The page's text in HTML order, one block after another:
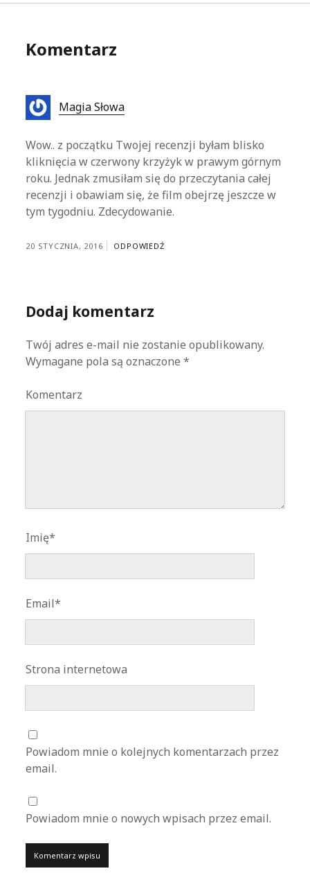
Komentarz
Magia Słowa
Wow.. z początku Twojej recenzji byłam blisko
kliknięcia w czerwony krzyżyk w prawym górnym
roku. Jednak zmusiłam się do przeczytania całej
recenzji i obawiam się, że film obejrzę jeszcze w
tym tygodniu. Zdecydowanie.
20 STYCZNIA, 2016 ODPOWIEDŹ
Dodaj komentarz
Twój adres e-mail nie zostanie opublikowany.
Wymagane pola są oznaczone*
Komentarz
Imię*
Email*
Strona internetowa
Powiadom mnie o kolejnych komentarzach przez
email.
Powiadom mnie o nowych wpisach przez email.